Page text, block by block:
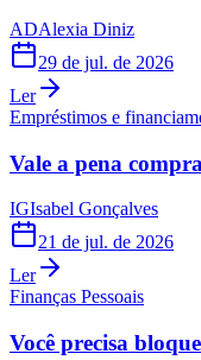
ADAlexia Diniz
29 de jul. de 2026
Ler
Empréstimos e
Vale a pena
IGIsabel Gonçalves
21 de jul. de 2026
Ler
Finanças Pessoais
Você precisa